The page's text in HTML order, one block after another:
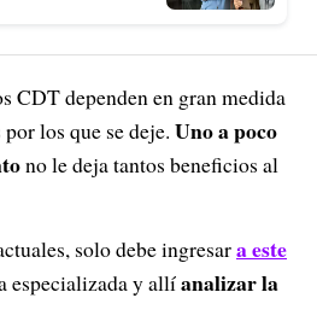
CDT dependen en gran medida
los que se deje. Uno a poco
no le deja tantos beneficios al
solo debe ingresara este
especializada y allíanalizar la